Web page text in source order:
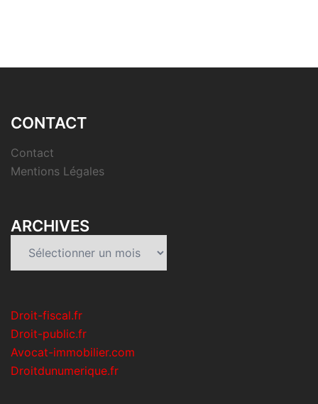
CONTACT
Contact
Mentions Légales
ARCHIVES
Droit-fiscal.fr
Droit-public.fr
Avocat-immobilier.com
Droitdunumerique.fr